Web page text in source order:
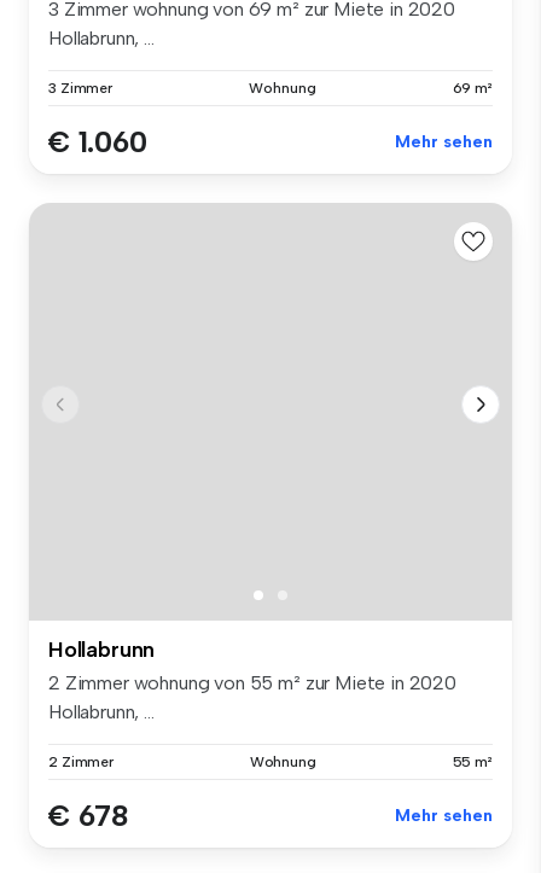
3 Zimmer wohnung von 69 m² zur Miete in 2020
Hollabrunn, ...
3 Zimmer Wohnung 69 m²
€ 1.060 Mehr sehen
Hollabrunn
2 Zimmer wohnung von 55 m² zur Miete in 2020
Hollabrunn, ...
2 Zimmer Wohnung 55 m²
€ 678 Mehr sehen